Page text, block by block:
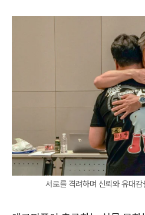
서로를 격려하며 신뢰와 유대